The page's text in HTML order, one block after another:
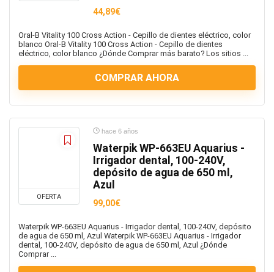
Material escolar
mochilas
Moda
Moda Mujer
Moda Niño
Monitores
Muñecos y figuras
Musica
Ordenador sobremesa
Other
44,89€
Oral-B Vitality 100 Cross Action - Cepillo de dientes eléctrico, color
blanco Oral-B Vitality 100 Cross Action - Cepillo de dientes
eléctrico, color blanco ¿Dónde Comprar más barato? Los sitios ...
COMPRAR AHORA
OFERTA
hace 6 años
Waterpik WP-663EU Aquarius -
Irrigador dental, 100-240V,
depósito de agua de 650 ml,
Azul
99,00€
Waterpik WP-663EU Aquarius - Irrigador dental, 100-240V, depósito
de agua de 650 ml, Azul Waterpik WP-663EU Aquarius - Irrigador
dental, 100-240V, depósito de agua de 650 ml, Azul ¿Dónde
Comprar ...